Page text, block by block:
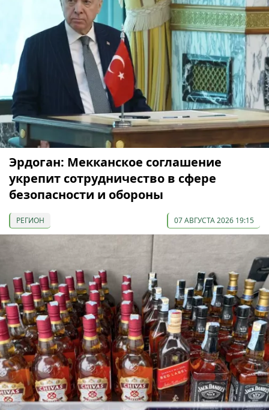
Эрдоган: Мекканское соглашение
укрепит сотрудничество в сфере
безопасности и обороны
РЕГИОН 07 АВГУСТА 2026 19:15